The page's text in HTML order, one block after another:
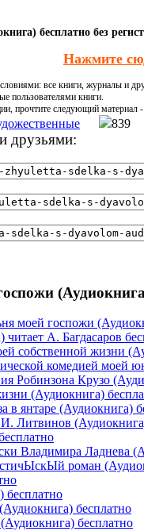
бесплатно без
Нажмите
все книги, журналы и
пользователями книги.
прочтите следующий материал -
839
друзьями:
моей госпожи
А. Багдасаров
собственной жизни
комедией моей
Робинзона Крузо
(Аудиокнига)
в янтаре (Аудиокнига)
Литвинов
Владимира Ладнева
роман
бесплатно
бесплатно
бесплатно